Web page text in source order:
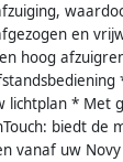
en
hoog
lichtplan * Met
biedt de
vanaf uw